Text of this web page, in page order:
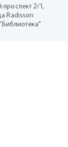
проспект 2/1,
Radisson